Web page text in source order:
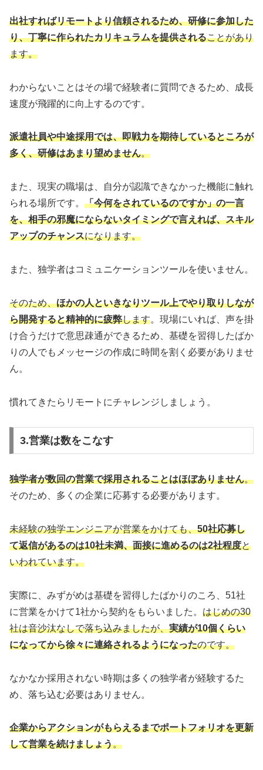
出社すればリモートより信頼されるため、研修に参加した
り、丁寧に作られたカリキュラムを提供されることがあり
ます。
わからないことはその場で経験者に質問できるため、成長
速度が飛躍的に向上するのです。
派遣社員や中途採用では、即戦力を期待しているところが
多く、研修はあまり望めません。
また、現実の職場は、自分が認識できなかった機能に触れ
られる場所です。 「今何をされているのですか」の一言
を、相手の邪魔にならないタイミングで言えれば、スキル
アップのチャンスになります。
また、独学者はコミュニケーションツールを使いません。
そのため、ほかの人といきなりツール上でやり取りしなが
ら開発すると精神的に疲弊します。現場にいれば、声を掛
け合うだけで意思疎通ができるため、基礎を習得したばか
りの人でもメッセージの作成に時間を割く必要がありませ
ん。
慣れてきたらリモートにチャレンジしましょう。
3.営業は数をこなす
独学者が数回の営業で採用されることはほぼありません。
そのため、多くの企業に応募する必要があります。
未経験の独学エンジニアが営業をかけても、50社応募し
て返信があるのは10社未満、面接に進めるのは2社程度と
いわれています。
実際に、みずがめは基礎を習得したばかりのころ、51社
に営業をかけて1社から契約をもらいました。 はじめの30
社は音沙汰なしで落ち込みましたが、実績が10個くらい
になってから徐々に連絡されるようになったのです。
なかなか採用されない時期は多くの独学者が経験するた
め、落ち込む必要はありません。
企業からアクションがもらえるまでポートフォリオを更新
して営業を続けましょう。